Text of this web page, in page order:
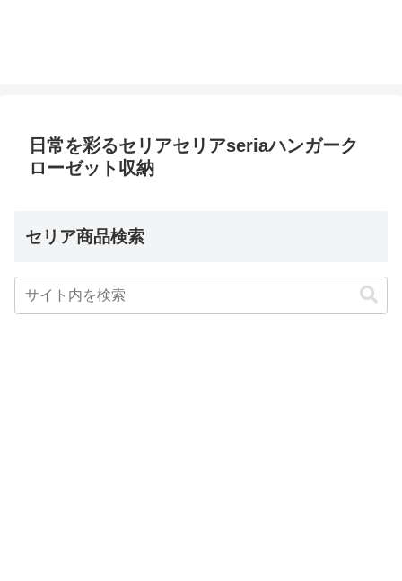
日常を彩るセリアセリアseriaハンガーク
ローゼット収納
セリア商品検索